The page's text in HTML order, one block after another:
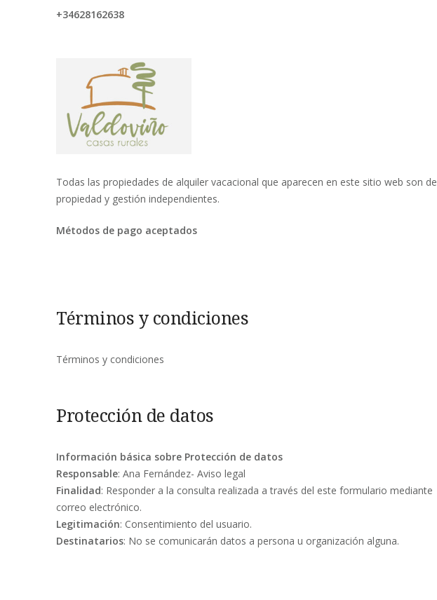
+34628162638
Todas las propiedades de alquiler vacacional que aparecen en este sitio web son de
propiedad y gestión independientes.
Métodos de pago aceptados
Términos y condiciones
Términos y condiciones
Protección de datos
Información básica sobre Protección de datos
Responsable: Ana Fernández- Aviso legal
Finalidad: Responder a la consulta realizada a través del este formulario mediante
correo electrónico.
Legitimación: Consentimiento del usuario.
Destinatarios: No se comunicarán datos a persona u organización alguna.